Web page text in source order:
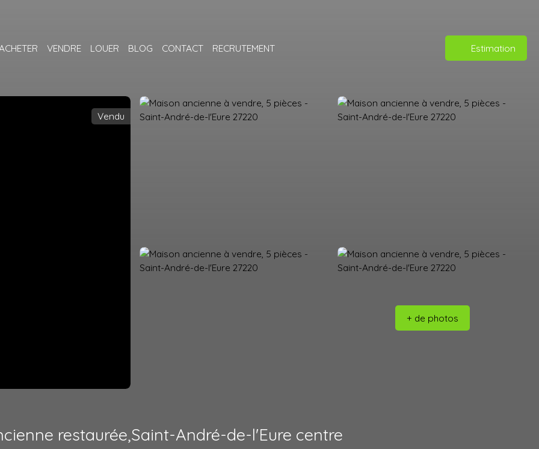
ACHETER VENDRE LOUER BLOG CONTACT RECRUTEMENT Estimation
Vendu
+ de photos
restaurée,Saint-André-de-l'Eure centre